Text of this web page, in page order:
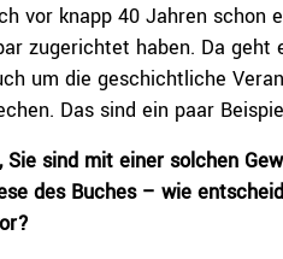
vor knapp 40 Jahren schon
zugerichtet haben. Da
um die geschichtliche
Das sind ein paar
Sie sind mit einer solchen
des Buches – wie